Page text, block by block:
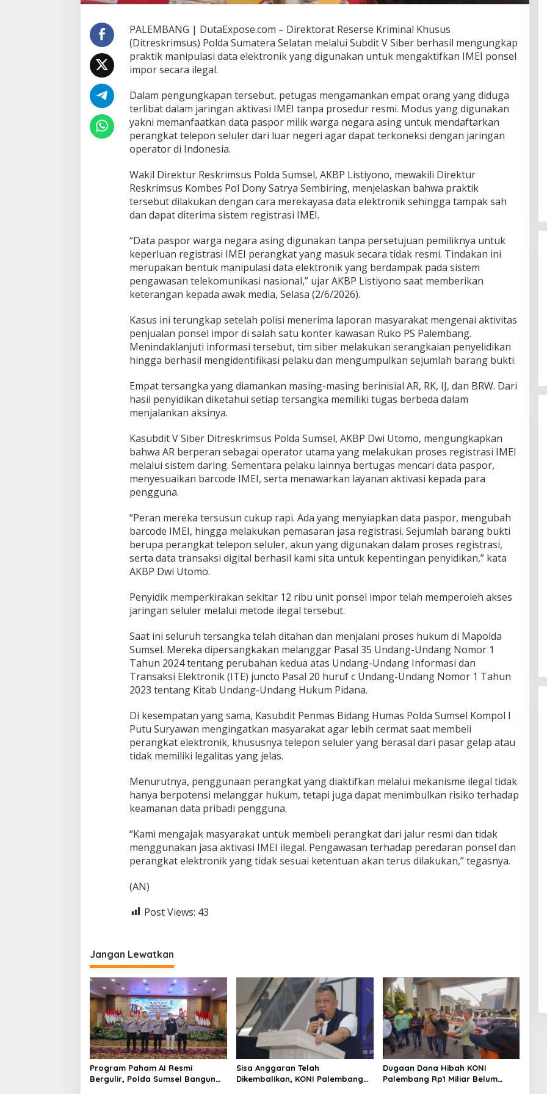
m
l
o
t
a
n
k
t
v
a
s
M
E
I
I
g
a
l
D
a
a
n
k
a
n
o
l
d
S
u
m
s
e
PALEMBANG | DutaExpose.com – Direktorat Reserse Kriminal Khusus
(Ditreskrimsus) Polda Sumatera Selatan melalui Subdit V Siber berhasil mengungkap
praktik manipulasi data elektronik yang digunakan untuk mengaktifkan IMEI ponsel
impor secara ilegal.
Dalam pengungkapan tersebut, petugas mengamankan empat orang yang diduga
terlibat dalam jaringan aktivasi IMEI tanpa prosedur resmi. Modus yang digunakan
yakni memanfaatkan data paspor milik warga negara asing untuk mendaftarkan
perangkat telepon seluler dari luar negeri agar dapat terkoneksi dengan jaringan
operator di Indonesia.
Wakil Direktur Reskrimsus Polda Sumsel, AKBP Listiyono, mewakili Direktur
Reskrimsus Kombes Pol Dony Satrya Sembiring, menjelaskan bahwa praktik
tersebut dilakukan dengan cara merekayasa data elektronik sehingga tampak sah
dan dapat diterima sistem registrasi IMEI.
“Data paspor warga negara asing digunakan tanpa persetujuan pemiliknya untuk
keperluan registrasi IMEI perangkat yang masuk secara tidak resmi. Tindakan ini
merupakan bentuk manipulasi data elektronik yang berdampak pada sistem
pengawasan telekomunikasi nasional,” ujar AKBP Listiyono saat memberikan
keterangan kepada awak media, Selasa (2/6/2026).
Kasus ini terungkap setelah polisi menerima laporan masyarakat mengenai aktivitas
penjualan ponsel impor di salah satu konter kawasan Ruko PS Palembang.
Menindaklanjuti informasi tersebut, tim siber melakukan serangkaian penyelidikan
hingga berhasil mengidentifikasi pelaku dan mengumpulkan sejumlah barang bukti.
Empat tersangka yang diamankan masing-masing berinisial AR, RK, IJ, dan BRW. Dari
hasil penyidikan diketahui setiap tersangka memiliki tugas berbeda dalam
menjalankan aksinya.
Kasubdit V Siber Ditreskrimsus Polda Sumsel, AKBP Dwi Utomo, mengungkapkan
bahwa AR berperan sebagai operator utama yang melakukan proses registrasi IMEI
melalui sistem daring. Sementara pelaku lainnya bertugas mencari data paspor,
menyesuaikan barcode IMEI, serta menawarkan layanan aktivasi kepada para
pengguna.
“Peran mereka tersusun cukup rapi. Ada yang menyiapkan data paspor, mengubah
barcode IMEI, hingga melakukan pemasaran jasa registrasi. Sejumlah barang bukti
berupa perangkat telepon seluler, akun yang digunakan dalam proses registrasi,
serta data transaksi digital berhasil kami sita untuk kepentingan penyidikan,” kata
AKBP Dwi Utomo.
Penyidik memperkirakan sekitar 12 ribu unit ponsel impor telah memperoleh akses
jaringan seluler melalui metode ilegal tersebut.
Saat ini seluruh tersangka telah ditahan dan menjalani proses hukum di Mapolda
Sumsel. Mereka dipersangkakan melanggar Pasal 35 Undang-Undang Nomor 1
Tahun 2024 tentang perubahan kedua atas Undang-Undang Informasi dan
Transaksi Elektronik (ITE) juncto Pasal 20 huruf c Undang-Undang Nomor 1 Tahun
2023 tentang Kitab Undang-Undang Hukum Pidana.
Di kesempatan yang sama, Kasubdit Penmas Bidang Humas Polda Sumsel Kompol I
Putu Suryawan mengingatkan masyarakat agar lebih cermat saat membeli
perangkat elektronik, khususnya telepon seluler yang berasal dari pasar gelap atau
tidak memiliki legalitas yang jelas.
Menurutnya, penggunaan perangkat yang diaktifkan melalui mekanisme ilegal tidak
hanya berpotensi melanggar hukum, tetapi juga dapat menimbulkan risiko terhadap
keamanan data pribadi pengguna.
“Kami mengajak masyarakat untuk membeli perangkat dari jalur resmi dan tidak
menggunakan jasa aktivasi IMEI ilegal. Pengawasan terhadap peredaran ponsel dan
perangkat elektronik yang tidak sesuai ketentuan akan terus dilakukan,” tegasnya.
(AN)
Post Views: 43
Jangan Lewatkan
Program Paham AI Resmi
Bergulir, Polda Sumsel Bangun
Sisa Anggaran Telah
Dikembalikan, KONI Palembang
Dugaan Dana Hibah KONI
Palembang Rp1 Miliar Belum
DPW PAN Sumsel Segera
Laksanakan Musyawarah Wilayah
2025
Di Politik | Sabtu, 15-03-2025, | 17:12,